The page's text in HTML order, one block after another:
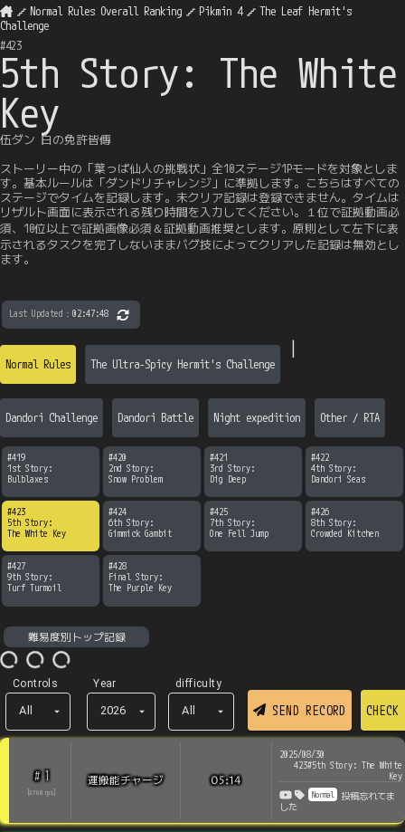
Normal Rules Overall Ranking Pikmin 4
The Leaf Hermit's
Challenge
#423
5th Story: The White
Key
伍ダン 白の免許皆傳
ストーリー中の「葉っぱ仙人の挑戦状」全10ステージ1Pモードを対象としま
す。基本ルールは「ダンドリチャレンジ」に準拠します。こちらはすべての
ステージでタイムを記録します。未クリア記録は登録できません。タイムは
リザルト画面に表示される残り時間を入力してください。１位で証拠動画必
須、10位以上で証拠画像必須＆証拠動画推奨とします。原則として左下に表
示されるタスクを完了しないままバグ技によってクリアした記録は無効とし
ます。
Last Updated ： 02:47:48
Normal Rules The Ultra-Spicy Hermit's Challenge
Dandori Challenge Dandori Battle Night expedition Other / RTA
#419
1st Story:
Bulblaxes
#420
2nd Story:
Snow Problem
#421
3rd Story:
Dig Deep
#422
4th Story:
Dandori Seas
#423
5th Story:
The White Key
#424
6th Story:
Gimmick Gambit
#425
7th Story:
One Fell Jump
#426
8th Story:
Crowded Kitchen
#427
9th Story:
Turf Turmoil
#428
Final Story:
The Purple Key
難易度別トップ記録
Controls
All
Year
2026
difficulty
All SEND RECORD
# 1
3768 rps
運搬能チャージ 05:14
2025/08/30
423#5th Story: The White
Key
Normal
投稿忘れてま
した